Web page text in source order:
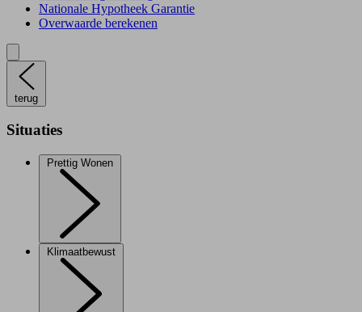
Nationale Hypotheek Garantie
Overwaarde berekenen
terug
Situaties
Prettig Wonen
Klimaatbewust